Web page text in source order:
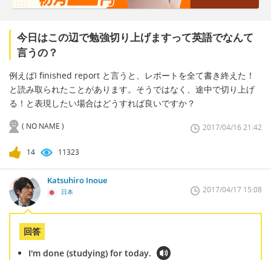
今日はこの辺で勉強切り上げますって英語でなんて
言うの？
例えばI finished report と言うと、レポートを全て書き終えた！
と読み取られたことがあります。そうではなく、途中で切り上げ
る！と表現したい場合はどうすれば良いですか？
( NO NAME ) 2017/04/16 21:42
14 11323
Katsuhiro Inoue
日本 2017/04/17 15:08
回答
I'm done (studying) for today.